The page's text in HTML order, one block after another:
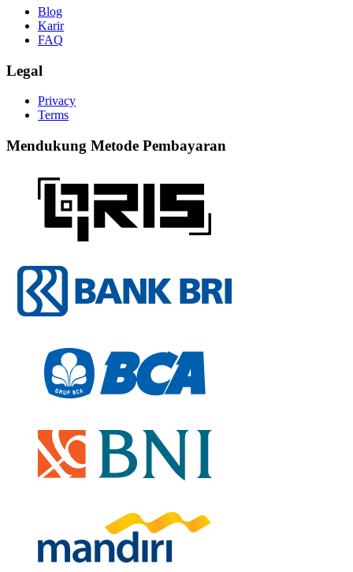
Blog
Karir
FAQ
Legal
Privacy
Terms
Mendukung Metode Pembayaran